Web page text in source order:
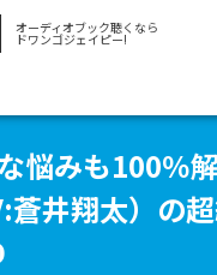
オーディオブック聴くなら
ドワンゴジェイピー!
悩みも100％
蒼井翔太）の